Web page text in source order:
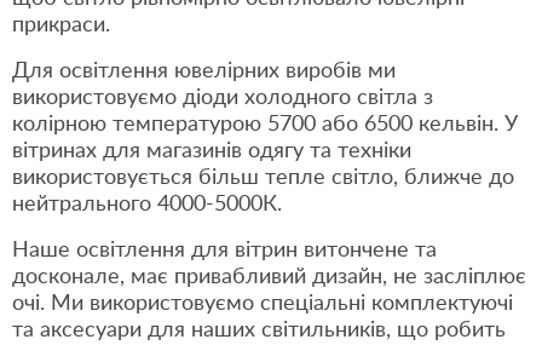
прикраси.
Для освітлення ювелірних виробів ми
використовуємо діоди холодного світла з
колірною температурою 5700 або 6500 кельвін. У
вітринах для магазинів одягу та техніки
використовується більш тепле світло, ближче до
нейтрального 4000-5000К.
Наше освітлення для вітрин витончене та
досконале, має привабливий дизайн, не засліплює
очі. Ми використовуємо спеціальні комплектуючі
та аксесуари для наших світильників, що робить